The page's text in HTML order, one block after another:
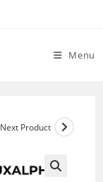
Menu
Next Product